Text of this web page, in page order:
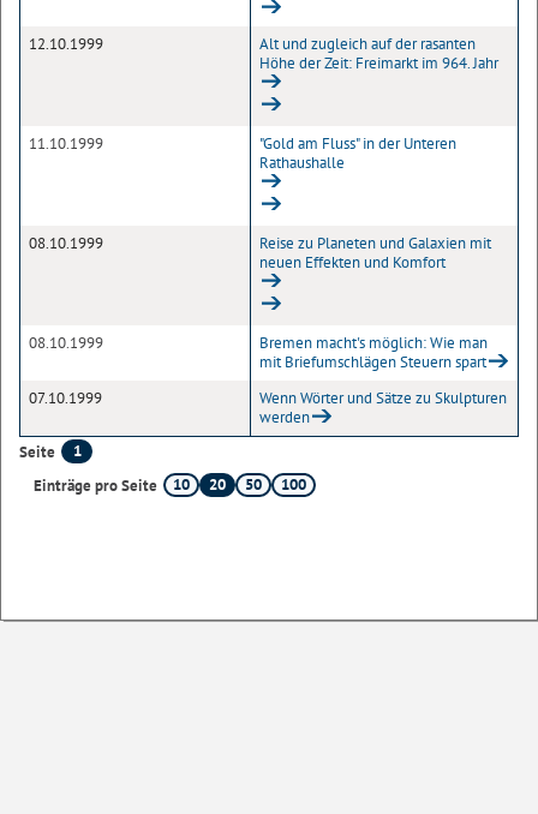
12.10.1999
Alt und zugleich auf der rasanten
Höhe der Zeit: Freimarkt im 964. Jahr
11.10.1999
"Gold am Fluss" in der Unteren
Rathaushalle
08.10.1999
Reise zu Planeten und Galaxien mit
neuen Effekten und Komfort
08.10.1999
Bremen macht's möglich: Wie man
mit Briefumschlägen Steuern spart
07.10.1999
Wenn Wörter und Sätze zu Skulpturen
werden
Seite
1
Einträge pro Seite
10 20 50 100